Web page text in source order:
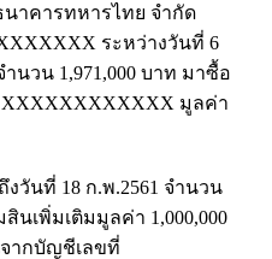
าคารทหารไทย จำกัด
ระหว่างวันที่ 6
ำนวน 1,971,000 บาท มาซื้อ
มูลค่า
งวันที่ 18 ก.พ.2561 จำนวน
นเพิ่มเติมมูลค่า 1,000,000
ากบัญชีเลขที่